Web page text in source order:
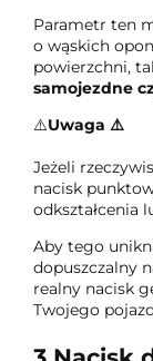
Parametr ten
o wąskich
powierzchni,
samojezdne
⚠️Uwaga ⚠️
Jeżeli
nacisk
odkształcenia
Aby tego
dopuszczalny
realny nacisk
Twojego